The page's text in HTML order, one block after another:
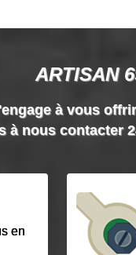
ARTISAN
à vous
à nous contacter
en